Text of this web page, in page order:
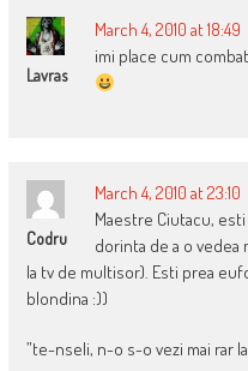
Lavras
March 4, 2010 at 18:49
imi place cum
Codru
March 4, 2010 at 23:10
Maestre Ciutacu,
dorinta de a o vedea
la tv de multisor). Esti prea
blondina :))
”te-nseli, n-o s-o vezi mai rar